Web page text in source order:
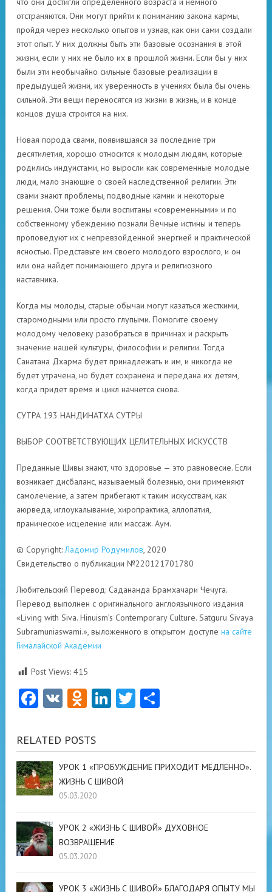
отстраняются. Они могут прийти к пониманию закона кармы,
пройдя через несколько опытов и узнав, как они сами создали
этот опыт. У них должны быть эти базовые осознания в этой
жизни, если у них не было их в прошлой жизни. Если бы у них
были эти необычайно сильные базовые реализации в
предыдущей жизни, их уверенность в учениях была бы очень
сильной. Эти вещи переносятся из жизни в жизнь, и в конце
концов душа строится на них.
Новая порода свами, появившаяся за последние три
десятилетия, хорошо относится к молодым людям, которые
родились индуистами, но выросли как современные молодые
люди, мало знающие о своей наследственной религии. Эти
свами знают проблемы, подводные камни и некоторые
решения. Они тоже были воспитаны «современными» и по
собственному убеждению познали Вечные истины и теперь
проповедуют их с непревзойденной энергией и практической
ясностью. Представьте им своего молодого взрослого, и он
или она найдет понимающего друга и религиозного
наставника.
Когда мы молоды, старые обычаи могут казаться жесткими,
старомодными или просто глупыми. Помогите своему
молодому человеку разобраться в причинах и раскрыть
значение нашей культуры, философии и религии. Тогда
Санатана Дхарма будет принадлежать и им, и никогда не
будет утрачена, но будет сохранена и передана их детям,
когда придет время и цикл начнется снова.
СУТРА 193 НАНДИНАТХА СУТРЫ
ВЫБОР СООТВЕТСТВУЮЩИХ ЦЕЛИТЕЛЬНЫХ ИСКУССТВ
Преданные Шивы знают, что здоровье — это равновесие. Если
возникает дисбаланс, называемый болезнью, они применяют
самолечение, а затем прибегают к таким искусствам, как
аюрведа, иглоукалывание, хиропрактика, аллопатия,
праническое исцеление или массаж. Аум.
© Copyright:Ладомир Родумилов, 2020
Свидетельство о публикации №220121701780
Любительский Перевод: Садананда Брамхачари Чечуга.
Перевод выполнен с оригинального англоязычного издания
«Living with Siva. Hinuism’s Contemporary Culture. Satguru Sivaya
Subramuniaswami.», выложенного в открытом доступе на сайте
Гималайской Академии
Post Views: 415
Facebook
VK Odnoklassniki
LinkedIn
Twitter
RELATED POSTS
УРОК 1 «ПРОБУЖДЕНИЕ ПРИХОДИТ МЕДЛЕННО».
ЖИЗНЬ С ШИВОЙ
05.03.2020
УРОК 2 «ЖИЗНЬ С ШИВОЙ» ДУХОВНОЕ
ВОЗВРАЩЕНИЕ
05.03.2020
УРОК 3 «ЖИЗНЬ С ШИВОЙ» БЛАГОДАРЯ ОПЫТУ МЫ